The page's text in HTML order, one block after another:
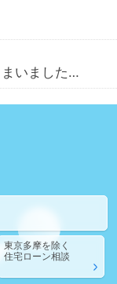
いました…
東京多摩を除く
住宅ローン相談